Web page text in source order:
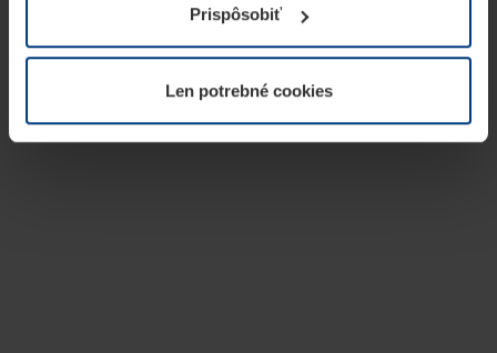
potrebujeme Vaše povolenie. Vaše povolenie môžete
kedykoľvek zmeniť alebo odvolať vo vysvetlení cookie
našej webovej stránky.
Prispôsobiť
Len potrebné cookies